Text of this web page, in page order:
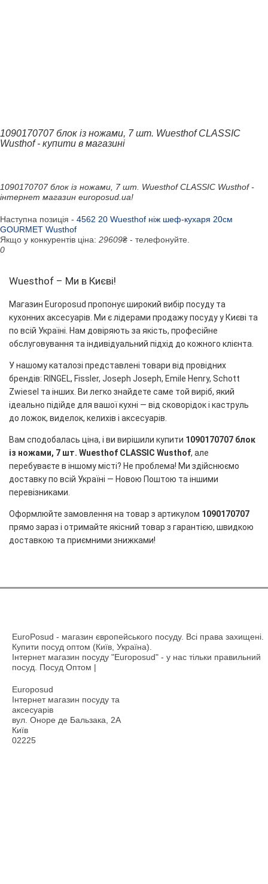
1090170707 блок із ножами, 7 шт. Wuesthof CLASSIC
Wusthof - купити в магазині
1090170707 блок із ножами, 7 шт. Wuesthof CLASSIC Wusthof -
інтернет магазин europosud.ua!
Наступна позиція - 4562 20 Wuesthof ніж шеф-кухаря 20см
GOURMET Wusthof
Якщо у конкурентів ціна: 29609₴ - телефонуйте.
0
Wuesthof – Ми в Києві!
Магазин Europosud пропонує широкий вибір посуду та
кухонних аксесуарів. Ми є лідерами продажу посуду у Києві та
по всій Україні. Нам довіряють за якість, професійне
обслуговування та індивідуальний підхід до кожного клієнта.
У нашому каталозі представлені товари від провідних
брендів: RINGEL, Fissler, Joseph Joseph, Emile Henry, Schott
Zwiesel та інших. Ви легко знайдете саме той виріб, який
ідеально підійде для вашої кухні — від сковорідок і каструль
до ложок, виделок, келихів і аксесуарів.
Вам сподобалась ціна, і ви вирішили купити 1090170707 блок
із ножами, 7 шт. Wuesthof CLASSIC Wusthof, але
перебуваєте в іншому місті? Не проблема! Ми здійснюємо
доставку по всій Україні — Новою Поштою та іншими
перевізниками.
Оформлюйте замовлення на товар з артикулом 1090170707
прямо зараз і отримайте якісний товар з гарантією, швидкою
доставкою та приємними знижками!
EuroPosud - магазин європейського посуду. Всі права захищені.
Купити посуд оптом (Київ, Україна).
Інтернет магазин посуду "Europosud" - у нас тільки правильний
посуд. Посуд Оптом |
Europosud
Інтернет магазин посуду та
аксесуарів
вул. Оноре де Бальзака, 2А
Київ
02225